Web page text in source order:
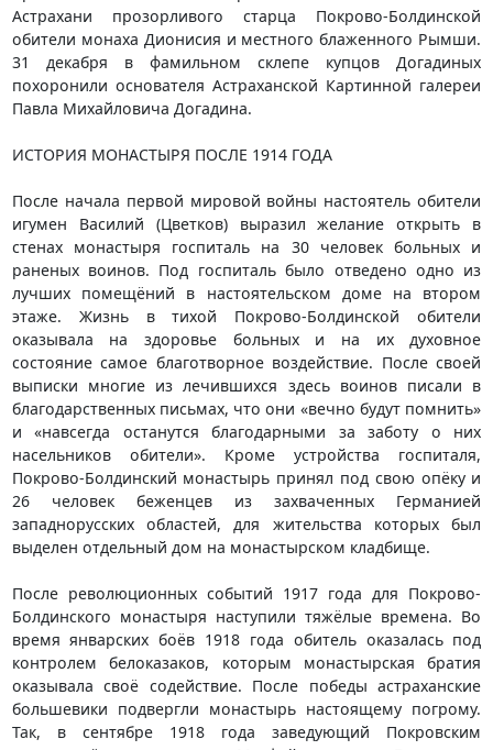
Астрахани прозорливого старца Покрово-Болдинской
обители монаха Дионисия и местного блаженного Рымши.
31 декабря в фамильном склепе купцов Догадиных
похоронили основателя Астраханской Картинной галереи
Павла Михайловича Догадина.
ИСТОРИЯ МОНАСТЫРЯ ПОСЛЕ 1914 ГОДА
После начала первой мировой войны настоятель обители
игумен Василий (Цветков) выразил желание открыть в
стенах монастыря госпиталь на 30 человек больных и
раненых воинов. Под госпиталь было отведено одно из
лучших помещёний в настоятельском доме на втором
этаже. Жизнь в тихой Покрово-Болдинской обители
оказывала на здоровье больных и на их духовное
состояние самое благотворное воздействие. После своей
выписки многие из лечившихся здесь воинов писали в
благодарственных письмах, что они «вечно будут помнить»
и «навсегда останутся благодарными за заботу о них
насельников обители». Кроме устройства госпиталя,
Покрово-Болдинский монастырь принял под свою опёку и
26 человек беженцев из захваченных Германией
западнорусских областей, для жительства которых был
выделен отдельный дом на монастырском кладбище.
После революционных событий 1917 года для Покрово-
Болдинского монастыря наступили тяжёлые времена. Во
время январских боёв 1918 года обитель оказалась под
контролем белоказаков, которым монастырская братия
оказывала своё содействие. После победы астраханские
большевики подвергли монастырь настоящему погрому.
Так, в сентябре 1918 года заведующий Покровским